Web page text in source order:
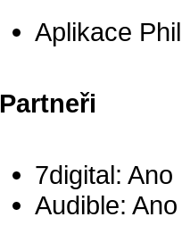
Aplikace
Partneři
7digital: Ano
Audible: Ano